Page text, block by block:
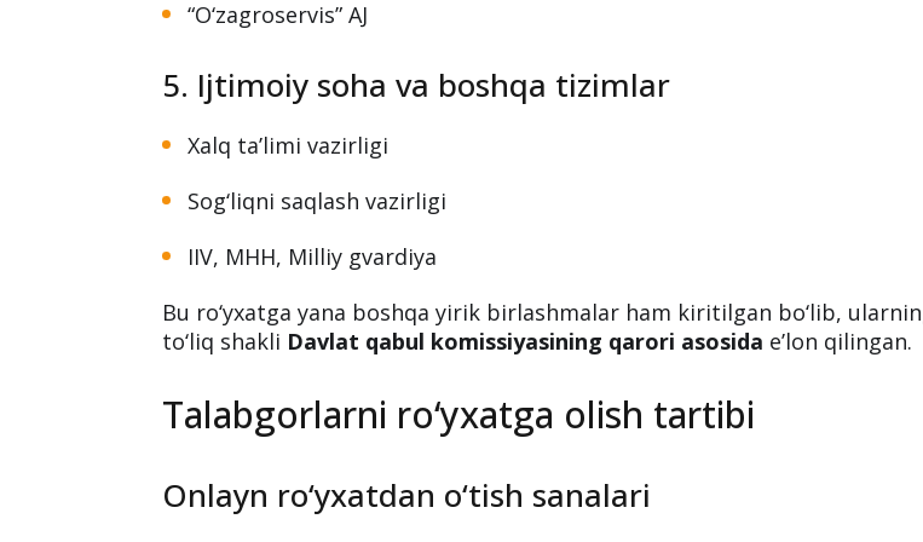
4. Qishloq xo‘jaligi va suv resurslari
Qishloq xo‘jaligi vazirligi
Suv xo‘jaligi vazirligi
“O‘zagroservis” AJ
5. Ijtimoiy soha va boshqa tizimlar
Xalq ta’limi vazirligi
IIV, MHH, Milliy gvardiya
Bu ro‘yxatga yana boshqa yirik birlashmalar ham kiritilgan bo‘lib, ularning
to‘liq shakli Davlat qabul komissiyasining qarori asosida